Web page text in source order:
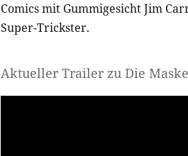
Comics mit Gummigesicht Jim
Super-Trickster.
Aktueller Trailer zu Die Maske